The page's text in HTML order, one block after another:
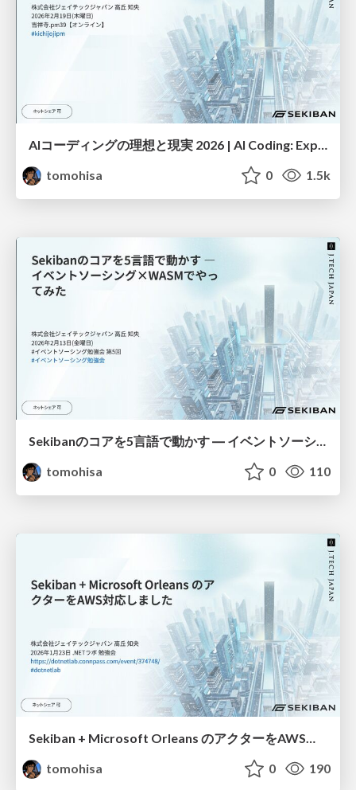
AIコーディングの理想と現実 2026 | AI Coding: Expectations vs. Reality 2026
tomohisa
0 1.5k
Sekibanのコアを5言語で動かす ― イベントソーシング×WASMでやってみた | Running Sekiban's Core in 5 Languages — Event Sourcing × WASM
tomohisa
0 110
Sekiban + Microsoft Orleans のアクターをAWS対応しました / Sekiban + Microsoft Orleans actors are now supported on AWS.
tomohisa
0 190